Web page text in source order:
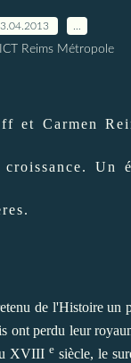
Reims Métropole
et Carmen
Un
de l'Histoire un
perdu leur
XVIII e siècle, le